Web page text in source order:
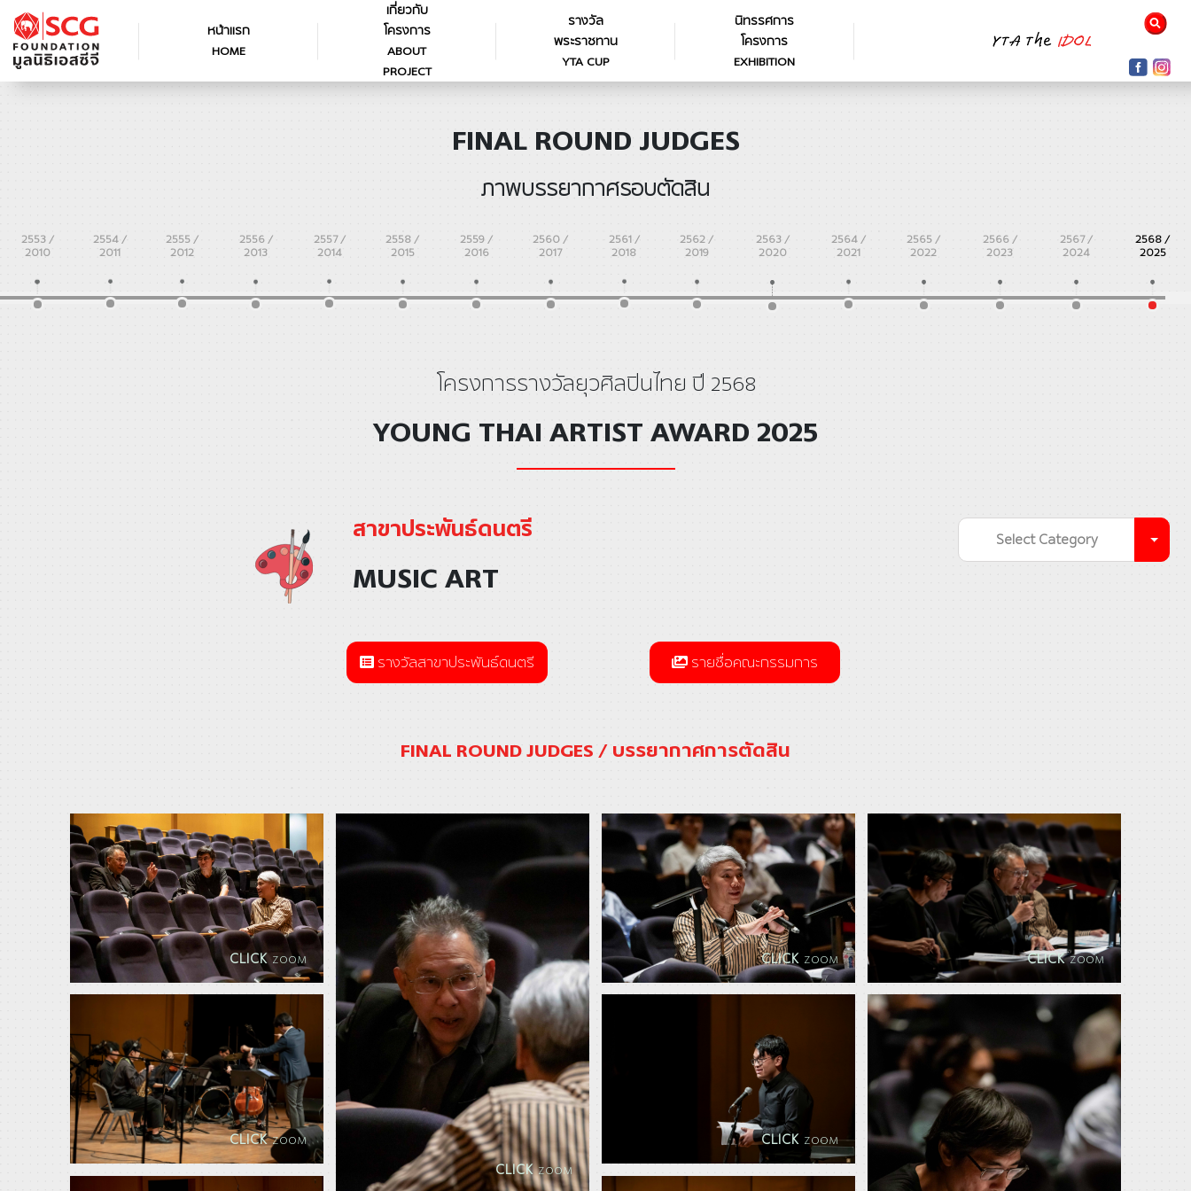
หน้าแรก
HOME
เกี่ยวกับ
โครงการ
ABOUT
PROJECT
รางวัล
พระราชทาน
YTA CUP
นิทรรศการ
โครงการ
EXHIBITION
FINAL ROUND JUDGES
ภาพบรรยากาศรอบตัดสิน
2553 /
2010
2554 /
2011
2555 /
2012
2556 /
2013
2557 /
2014
2558 /
2015
2559 /
2016
2560 /
2017
2561 /
2018
2562 /
2019
2563 /
2020
2564 /
2021
2565 /
2022
2566 /
2023
2567 /
2024
2568 /
2025
โครงการรางวัลยุวศิลปินไทย ปี 2568
YOUNG THAI ARTIST AWARD 2025
สาขาประพันธ์ดนตรี
MUSIC ART
Select Category
รางวัลสาขาประพันธ์ดนตรี รายชื่อคณะกรรมการ
FINAL ROUND JUDGES / บรรยากาศการตัดสิน
CLICKZOOM
CLICKZOOM
CLICK ZOOM CLICKZOOM
CLICK ZOOM
CLICKZOOM